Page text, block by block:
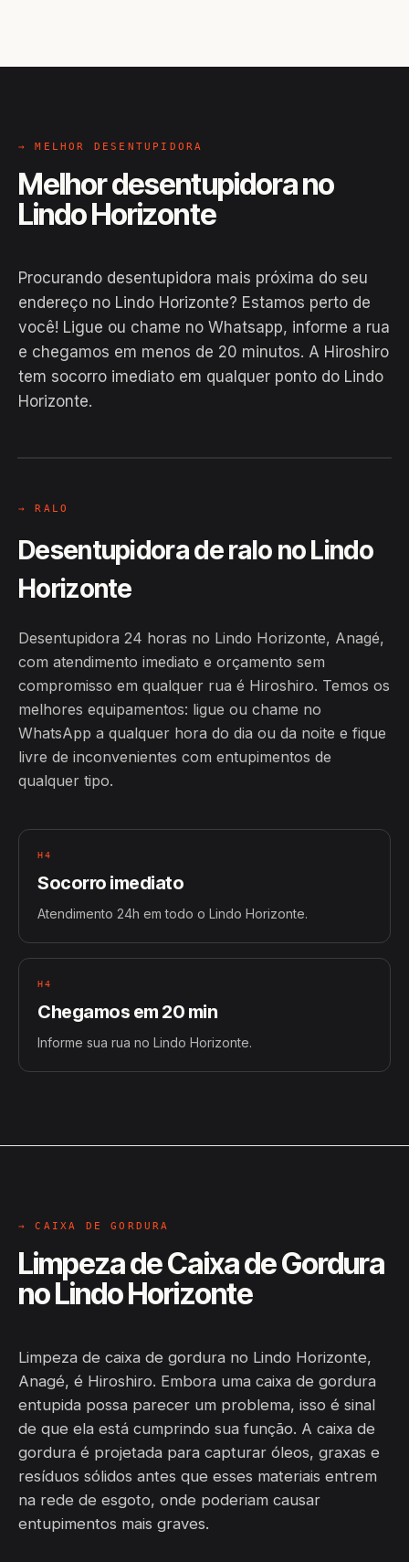
→ MELHOR DESENTUPIDORA
Melhor desentupidora no
Lindo Horizonte
Procurando desentupidora mais próxima do seu
endereço no Lindo Horizonte? Estamos perto de
você! Ligue ou chame no Whatsapp, informe a rua
e chegamos em menos de 20 minutos. A Hiroshiro
tem socorro imediato em qualquer ponto do Lindo
Horizonte.
EM CAMPO
→ RALO
Desentupidora de ralo no Lindo
Horizonte
Desentupidora 24 horas no Lindo Horizonte, Anagé,
com atendimento imediato e orçamento sem
compromisso em qualquer rua é Hiroshiro. Temos os
melhores equipamentos: ligue ou chame no
WhatsApp a qualquer hora do dia ou da noite e fique
livre de inconvenientes com entupimentos de
qualquer tipo.
H4
Socorro imediato
Atendimento 24h em todo o Lindo Horizonte.
H4
Chegamos em 20 min
Informe sua rua no Lindo Horizonte.
→ CAIXA DE GORDURA
Limpeza de Caixa de Gordura
no Lindo Horizonte
Limpeza de caixa de gordura no Lindo Horizonte,
Anagé, é Hiroshiro. Embora uma caixa de gordura
entupida possa parecer um problema, isso é sinal
de que ela está cumprindo sua função. A caixa de
gordura é projetada para capturar óleos, graxas e
resíduos sólidos antes que esses materiais entrem
na rede de esgoto, onde poderiam causar
entupimentos mais graves.